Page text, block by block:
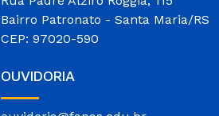
Bairro Patronato - Santa Maria/RS
CEP: 97020-590
OUVIDORIA